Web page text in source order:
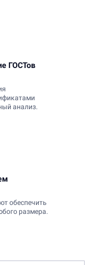
ГОСТов
анализ.
обеспечить
размера.